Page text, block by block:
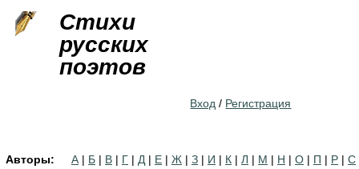
Стихи
русских
поэтов
Вход / Регистрация
Авторы: А | Б | В | Г | Д | Е | Ж | З | И | К | Л | М | Н | О | П | Р | С